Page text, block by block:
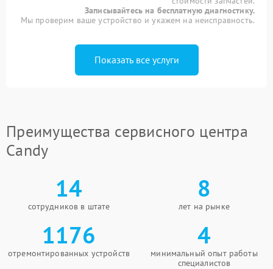
Записывайтесь на бесплатную диагностику.
Мы проверим ваше устройство и укажем на неисправность.
Показать все услуги
Преимущества сервисного центра
Candy
14
сотрудников в штате
8
лет на рынке
1176
отремонтированных устройств
4
минимальный опыт работы
специалистов